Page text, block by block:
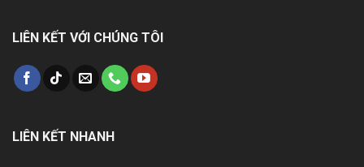
LIÊN KẾT VỚI CHÚNG TÔI
LIÊN KẾT NHANH